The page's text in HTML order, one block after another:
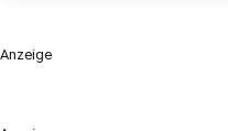
Anzeige